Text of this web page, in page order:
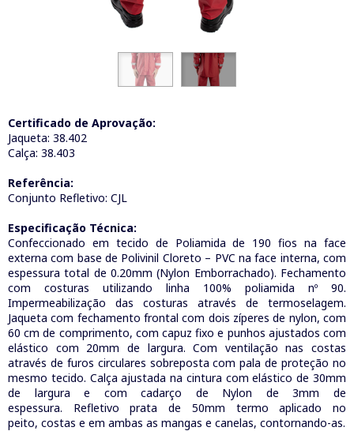
Certificado de Aprovação:
Jaqueta: 38.402
Calça: 38.403
Referência:
Conjunto Refletivo: CJL
Especificação Técnica:
Confeccionado em tecido de Poliamida de 190 fios na face
externa com base de Polivinil Cloreto – PVC na face interna, com
espessura total de 0.20mm (Nylon Emborrachado). Fechamento
com costuras utilizando linha 100% poliamida nº 90.
Impermeabilização das costuras através de termoselagem.
Jaqueta com fechamento frontal com dois zíperes de nylon, com
60 cm de comprimento, com capuz fixo e punhos ajustados com
elástico com 20mm de largura. Com ventilação nas costas
através de furos circulares sobreposta com pala de proteção no
mesmo tecido. Calça ajustada na cintura com elástico de 30mm
de largura e com cadarço de Nylon de 3mm de
espessura. Refletivo prata de 50mm termo aplicado no
peito, costas e em ambas as mangas e canelas, contornando-as.